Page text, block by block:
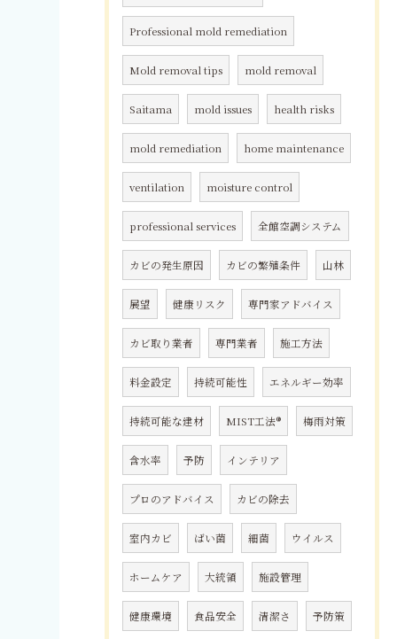
Professional mold remediation
Mold removal tips mold removal
Saitama mold issues health risks
mold remediation home maintenance
ventilation moisture control
professional services 全館空調システム
カビの発生原因 カビの繁殖条件 山林
展望 健康リスク 専門家アドバイス
カビ取り業者 専門業者 施工方法
料金設定 持続可能性 エネルギー効率
持続可能な建材 MIST工法® 梅雨対策
含水率 予防 インテリア
プロのアドバイス カビの除去
室内カビ ばい菌 細菌 ウイルス
ホームケア 大統領 施設管理
健康環境 食品安全 清潔さ 予防策